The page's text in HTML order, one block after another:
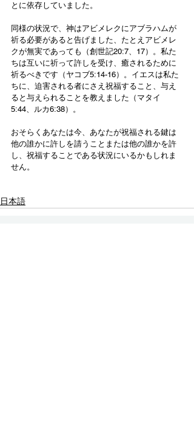
とに依存していました。
同様の状況で、神はアビメレクにアブラハムが
祈る必要があると告げました、たとえアビメレ
クが無実であっても（創世記20:7、17）。私た
ちは互いに祈って許しを受け、癒されるために
祈るべきです（ヤコブ5:14-16）。イエスは私た
ちに、迫害される者にさえ祝福すること、与え
ると与えられることを教えました（マタイ
5:44、ルカ6:38）。
おそらくあなたは今、あなたが祝福される鍵は
他の誰かに許しを請うことまたは他の誰かを許
し、祝福することである状況にいるかもしれま
せん。
日本語